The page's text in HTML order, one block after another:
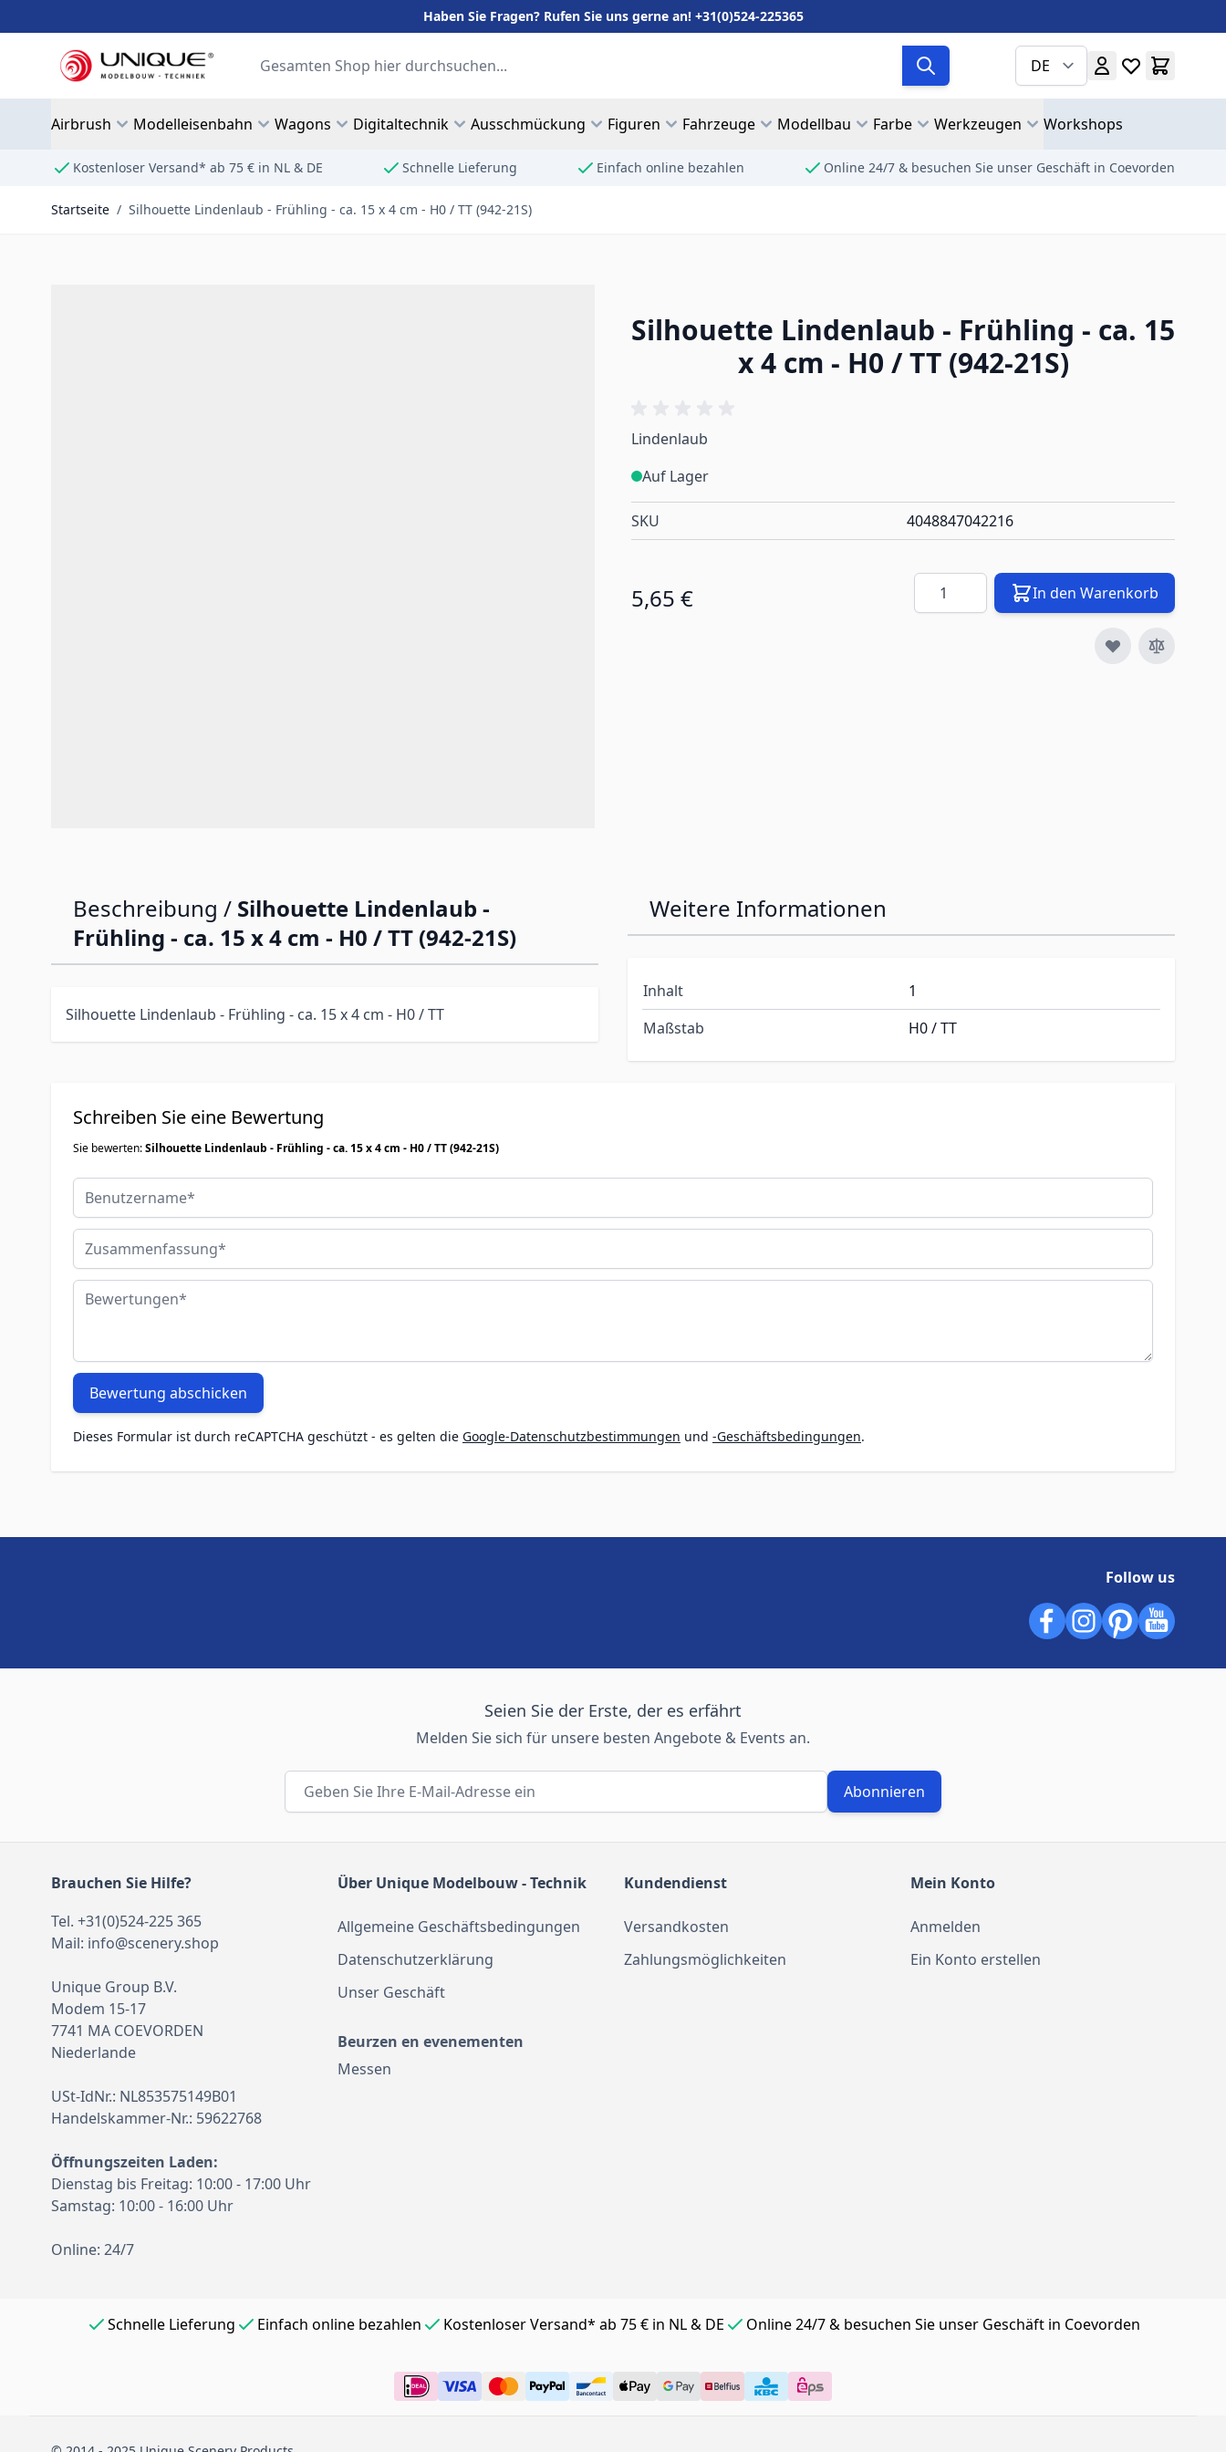
Haben Sie Fragen? Rufen Sie uns gerne an! +31(0)524-225365
DE
Suche
Airbrush Modelleisenbahn Wagons Digitaltechnik Ausschmückung Figuren Fahrzeuge Modellbau Farbe Werkzeugen Workshops
Kostenloser Versand* ab 75 € in NL & DE Schnelle Lieferung Einfach online bezahlen Online 24/7 & besuchen Sie unser Geschäft in Coevorden
Startseite / Silhouette Lindenlaub - Frühling - ca. 15 x 4 cm - H0 / TT (942-21S)
Silhouette Lindenlaub - Frühling - ca. 15
x 4 cm - H0 / TT (942-21S)
Lindenlaub
Auf Lager
SKU 4048847042216
5,65 € Menge In den Warenkorb
Beschreibung / Silhouette Lindenlaub -
Frühling - ca. 15 x 4 cm - H0 / TT (942-21S)
Silhouette Lindenlaub - Frühling - ca. 15 x 4 cm - H0 / TT
Weitere Informationen
Inhalt
1
Maßstab
H0 / TT
Schreiben Sie eine Bewertung
Sie bewerten:Silhouette Lindenlaub - Frühling - ca. 15 x 4 cm - H0 / TT (942-21S)
Benutzername
Zusammenfassung
Bewertungen
Bewertung abschicken
Dieses Formular ist durch reCAPTCHA geschützt - es gelten die Google-Datenschutzbestimmungen und -Geschäftsbedingungen.
Follow us
Seien Sie der Erste, der es erfährt
Melden Sie sich für unsere besten Angebote & Events an.
E-Mail-Adresse
Abonnieren
Brauchen Sie Hilfe?
Tel. +31(0)524-225 365
Mail: info@scenery.shop
Unique Group B.V.
Modem 15-17
7741 MA COEVORDEN
Niederlande
USt-IdNr.: NL853575149B01
Handelskammer-Nr.: 59622768
Öffnungszeiten Laden:
Dienstag bis Freitag: 10:00 - 17:00 Uhr
Samstag: 10:00 - 16:00 Uhr
Online: 24/7
Über Unique Modelbouw - Technik
Allgemeine Geschäftsbedingungen
Datenschutzerklärung
Unser Geschäft
Beurzen en evenementen
Messen
Kundendienst
Versandkosten
Zahlungsmöglichkeiten
Mein Konto
Anmelden
Ein Konto erstellen
Schnelle Lieferung Einfach online bezahlen Kostenloser Versand* ab 75 € in NL & DE Online 24/7 & besuchen Sie unser Geschäft in Coevorden